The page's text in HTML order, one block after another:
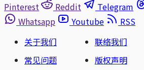
Pinterest
Reddit Telegram
Whatsapp
Youtube
RSS
关于我们
联络我们
常见问题
版权声明